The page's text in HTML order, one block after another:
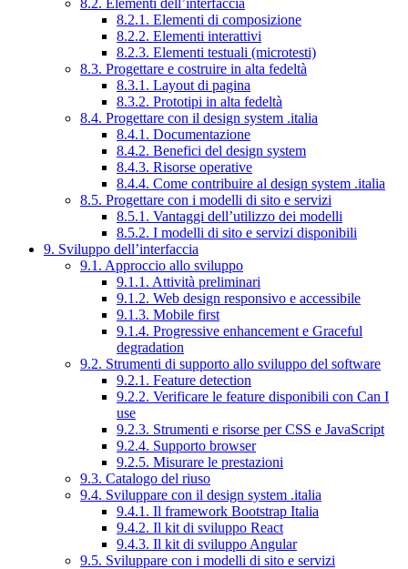
8.2. Elementi dell’interfaccia
8.2.1. Elementi di composizione
8.2.2. Elementi interattivi
8.2.3. Elementi testuali (microtesti)
8.3. Progettare e costruire in alta fedeltà
8.3.1. Layout di pagina
8.3.2. Prototipi in alta fedeltà
8.4. Progettare con il design system .italia
8.4.1. Documentazione
8.4.2. Benefici del design system
8.4.3. Risorse operative
8.4.4. Come contribuire al design system .italia
8.5. Progettare con i modelli di sito e servizi
8.5.1. Vantaggi dell’utilizzo dei modelli
8.5.2. I modelli di sito e servizi disponibili
9. Sviluppo dell’interfaccia
9.1. Approccio allo sviluppo
9.1.1. Attività preliminari
9.1.2. Web design responsivo e accessibile
9.1.3. Mobile first
9.1.4. Progressive enhancement e Graceful
degradation
9.2. Strumenti di supporto allo sviluppo del software
9.2.1. Feature detection
9.2.2. Verificare le feature disponibili con Can I
use
9.2.3. Strumenti e risorse per CSS e JavaScript
9.2.4. Supporto browser
9.2.5. Misurare le prestazioni
9.3. Catalogo del riuso
9.4. Sviluppare con il design system .italia
9.4.1. Il framework Bootstrap Italia
9.4.2. Il kit di sviluppo React
9.4.3. Il kit di sviluppo Angular
9.5. Sviluppare con i modelli di sito e servizi